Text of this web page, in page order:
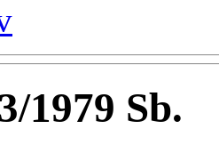
1979 Sb.